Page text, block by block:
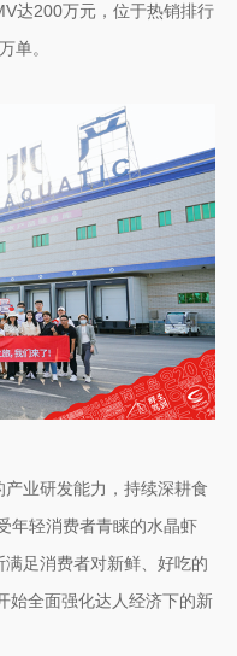
达200万元，位于热销排行
单。
业研发能力，持续深耕食
年轻消费者青睐的水晶虾
足消费者对新鲜、好吃的
始全面强化达人经济下的新